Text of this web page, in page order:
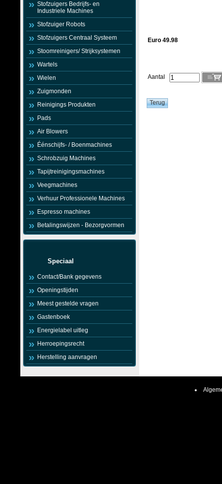
Stofzuigers Bedrijfs- en
Industriele Machines
Stofzuiger Robots
Stofzuigers Centraal Systeem
Stoomreinigers/ Strijksystemen
Wartels
Wielen
Zuigmonden
Reinigings Produkten
Pads
Air Blowers
Éénschijfs- / Boenmachines
Schrobzuig Machines
Tapijtreinigingsmachines
Veegmachines
Verhuur Professionele Machines
Espresso machines
Betalingswijzen - Bezorgvormen
Speciaal
Contact/Bank gegevens
Openingstijden
Meest gestelde vragen
Gastenboek
Energielabel uitleg
Herroepingsrecht
Herstelling aanvragen
Euro 49.98
Aantal